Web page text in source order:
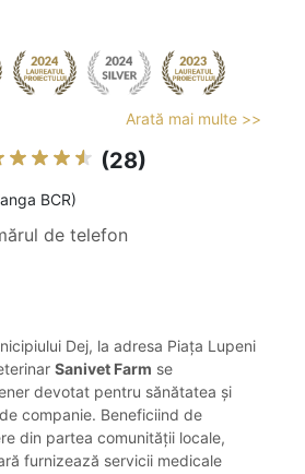
Arată mai multe >>
(28)
BCR)
de telefon
Dej, la adresa Piața Lupeni
Sanivet Farm se
devotat pentru sănătatea și
companie. Beneficiind de
din partea comunității locale,
furnizează servicii medicale